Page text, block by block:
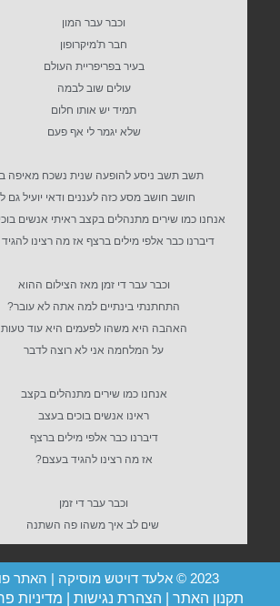
וכבר עבר המון
חבר ת'מיקרופון
בעיר בפריפריית העולם
עולים שוב לבמה
תמיד יש אותו חלום
שלא יגמר לי אף פעם
תשב תשב ניסע להופעה שנית נשכח מאיפה
חושב חושב מסע כזה לעננים ודאי יועיל גם
אנחנו כמו שירים מתנהלים בקצב ראיתי אנשים
דיברנו כבר אלפי מילים ברצף אז מה רצינו
וכבר עבר די זמן מאז הצילום ההוא
התחתנתי בינתיים למה אתה לא עובר?
האהבה היא משהו לפעמים היא עוד טעות
על המלחמה אני לא רוצה לדבר
אנחנו כמו שירים מתנהלים בקצב
ראינו אנשים בוכים בעצב
דיברנו כבר אלפי מילים ברצף
אז מה רצינו להגיד בעצם?
וכבר עבר די זמן
שים לב איך משהו פה השתנה
2023 © אלעד דויטש מוסיקה | האתר פועל ברשיון
תקנון האתר
הצהרת נגישות מדיניות